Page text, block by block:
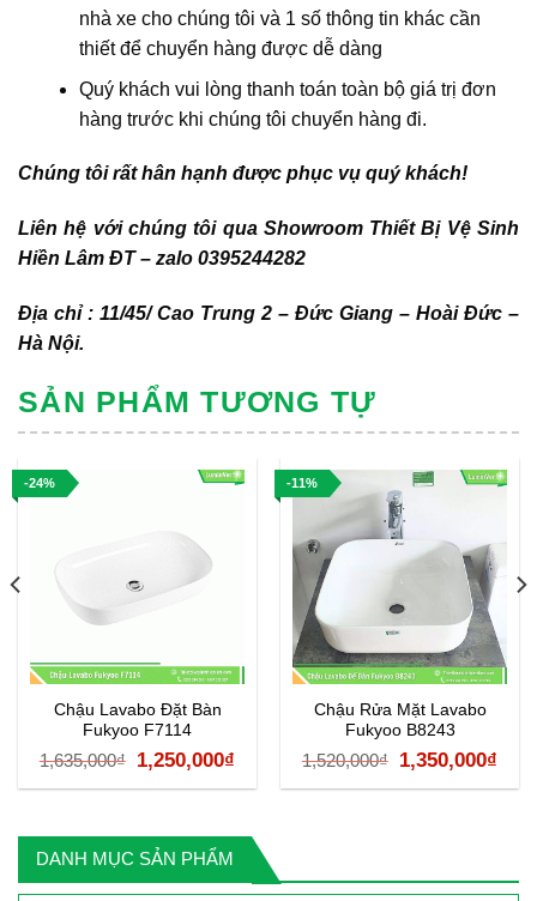
DANH MỤC SẢN PHẨM
nhà xe cho chúng tôi và 1 số thông tin khác cần
thiết để chuyển hàng được dễ dàng
Quý khách vui lòng thanh toán toàn bộ giá trị đơn
hàng trước khi chúng tôi chuyển hàng đi.
Chúng tôi rất hân hạnh được phục vụ quý khách!
Liên hệ với chúng tôi qua Showroom Thiết Bị Vệ Sinh
Hiền Lâm ĐT – zalo 0395244282
Địa chỉ : 11/45/ Cao Trung 2 – Đức Giang – Hoài Đức –
Hà Nội.
SẢN PHẨM TƯƠNG TỰ
-24%
Chậu Lavabo Đặt Bàn
Fukyoo F7114
1,635,000₫
Giá
gốc
1,635,000₫.
1,250,000₫
hiện
là:
1,250,000₫.
-11%
Chậu Rửa Mặt Lavabo
Fukyoo B8243
1,520,000₫
Giá
gốc
1,350,000₫
hiện